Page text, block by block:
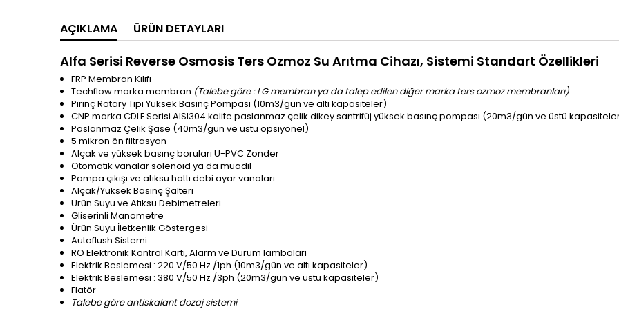
AÇIKLAMA ÜRÜN DETAYLARI
Alfa Serisi Reverse Osmosis Ters Ozmoz Su Arıtma Cihazı, Sistemi Standart Özellikleri
FRP Membran Kılıfı
Techflow marka membran (Talebe göre : LG membran ya da talep edilen diğer marka ters ozmoz membranları)
Pirinç Rotary Tipi Yüksek Basınç Pompası (10m3/gün ve altı kapasiteler)
CNP marka CDLF Serisi AISI304 kalite paslanmaz çelik dikey santrifüj yüksek basınç pompası (20m3/gün ve üstü
Paslanmaz Çelik Şase (40m3/gün ve üstü opsiyonel)
5 mikron ön filtrasyon
Alçak ve yüksek basınç boruları U-PVC Zonder
Otomatik vanalar solenoid ya da muadil
Pompa çıkışı ve atıksu hattı debi ayar vanaları
Alçak/Yüksek Basınç Şalteri
Ürün Suyu ve Atıksu Debimetreleri
Gliserinli Manometre
Ürün Suyu İletkenlik Göstergesi
Autoflush Sistemi
RO Elektronik Kontrol Kartı, Alarm ve Durum lambaları
Elektrik Beslemesi : 220 V/50 Hz /1ph (10m3/gün ve altı kapasiteler)
Elektrik Beslemesi : 380 V/50 Hz /3ph (20m3/gün ve üstü kapasiteler)
Flatör
Talebe göre antiskalant dozaj sistemi